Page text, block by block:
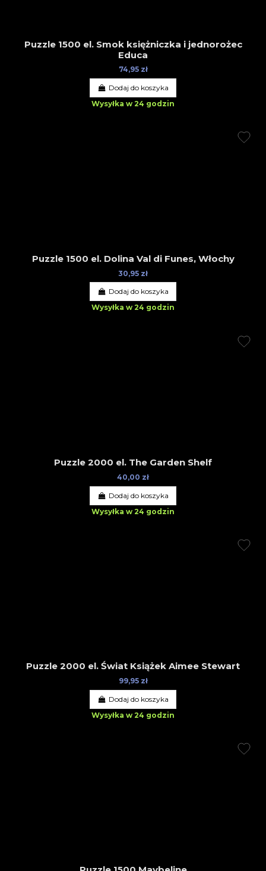
Puzzle 1500 el. Smok księżniczka i jednorożec
Educa
74,95 zł
Dodaj do koszyka
Wysyłka w 24 godzin
Puzzle 1500 el. Dolina Val di Funes, Włochy
30,95 zł
Dodaj do koszyka
Wysyłka w 24 godzin
Puzzle 2000 el. The Garden Shelf
40,00 zł
Dodaj do koszyka
Wysyłka w 24 godzin
Puzzle 2000 el. Świat Książek Aimee Stewart
99,95 zł
Dodaj do koszyka
Wysyłka w 24 godzin